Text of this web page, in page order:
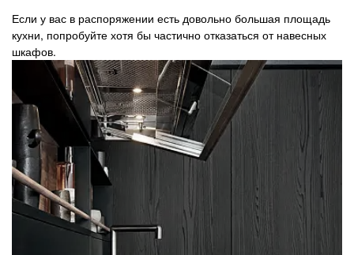
Если у вас в распоряжении есть довольно большая площадь
кухни, попробуйте хотя бы частично отказаться от навесных
шкафов.